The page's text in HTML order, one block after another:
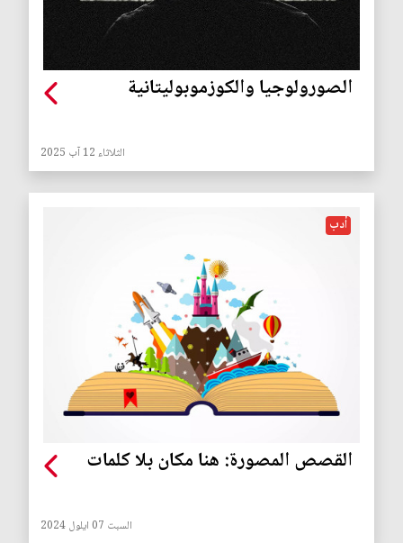
الصورولوجيا والكوزموبوليتانية
الثلاثاء 12 آب 2025
أدب
القصص المصورة: هنا مكان بلا كلمات
السبت 07 ايلول 2024